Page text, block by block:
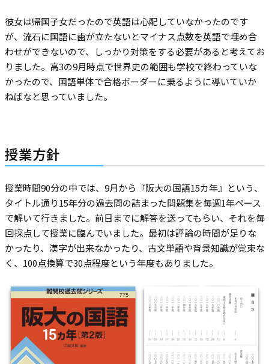
彼女は帰国子女だったので英語は心配していなかったのです
が、流石に国語に歯が立たないとマイナス点数を英語で埋め合
わせができないので、しっかり対策をする必要があると考えてお
りました。高3の9月時点で世界史の範囲も学校で終わっていな
かったので、国語単体で合格ボーダーに乗るように導いていか
ねばなと思っていました。
授業方針
授業時間90分の中では、9月から『阪大の国語15カ年』という、
タイトル通り15年分の過去問の詰まった問題集を毎週1年ペース
で解いて行きました。前日までに解答を送ってもらい、それを毎
回採点して授業に臨んでいました。最初は評論の時間が足りな
かったり、漢字が出来なかったり、古文単語や背景知識が覚束な
く、100点換算で30点程度という年度もありました。